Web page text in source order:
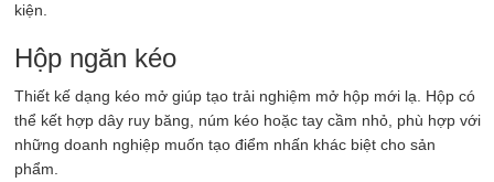
kiện.
Hộp ngăn kéo
Thiết kế dạng kéo mở giúp tạo trải nghiệm mở hộp mới lạ. Hộp có
thể kết hợp dây ruy băng, núm kéo hoặc tay cầm nhỏ, phù hợp với
những doanh nghiệp muốn tạo điểm nhấn khác biệt cho sản
phẩm.